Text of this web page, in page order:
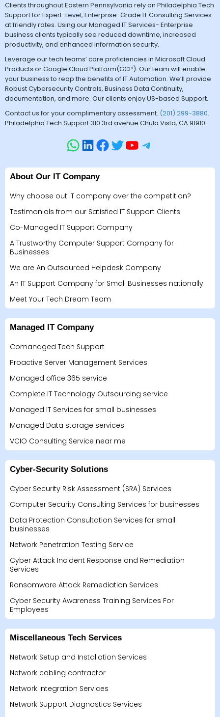
Clients throughout Eastern Pennsylvania rely on Philadelphia Tech
Support for Expert-Level, Enterprise-Grade IT Consulting Services
at friendly rates. Using our Managed IT Services- Enterprise
business clients typically see reduced downtime, increased
productivity, and enhanced information security.
Leverage our tech teams’ core proficiencies in Microsoft Cloud
Products or Google Cloud Platform(GCP). Our team will enable
your business to reap the benefits of IT Automation. We’ll provide
Robust Cybersecurity Controls, Business Data Continuity,
documentation, and more. Our clients enjoy US-based Support.
Contact us for your complimentary assessment. (201) 299-3880.
Philadelphia Tech Support 310 3rd avenue Chula Vista, CA 91910
About Our IT Company
Why choose out IT company over the competition?
Testimonials from our Satisfied IT Support Clients
Co-Managed IT Support Company
A Trustworthy Computer Support Company for
Businesses
We are An Outsourced Helpdesk Company
An IT Support Company for Small Businesses nationally
Meet Your Tech Dream Team
Managed IT Company
Comanaged Tech Support
Proactive Server Management Services
Managed office 365 service
Complete IT Technology Outsourcing service
Managed IT Services for small businesses
Managed Data storage services
VCIO Consulting Service near me
Cyber-Security Solutions
Cyber Security Risk Assessment (SRA) Services
Computer Security Consulting Services for businesses
Data Protection Consultation Services for small
businesses
Network Penetration Testing Service
Cyber Attack Incident Response and Remediation
Services
Ransomware Attack Remediation Services
Cyber Security Awareness Training Services For
Employees
Miscellaneous Tech Services
Network Setup and Installation Services
Network cabling contractor
Network Integration Services
Network Support Diagnostics Services